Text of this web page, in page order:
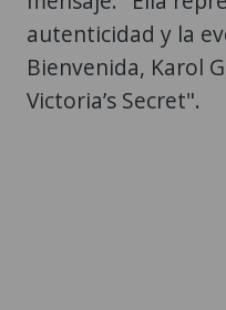
autenticidad y la
Bienvenida, Karol
Victoria’s Secret".